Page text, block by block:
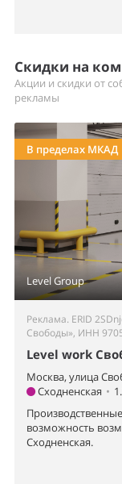
Скидки на
Акции и скидки от
рекламы
Level Group
В пределах МКАД
Реклама. ERID
Свободы», ИНН
Level work
Москва, улица
Сходненская •
возможность
Сходненская.